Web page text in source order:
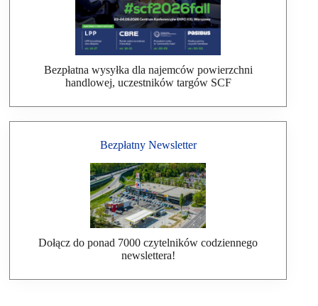
Bezpłatna wysyłka dla najemców powierzchni
handlowej, uczestników targów SCF
Bezpłatny Newsletter
Dołącz do ponad 7000 czytelników codziennego
newslettera!